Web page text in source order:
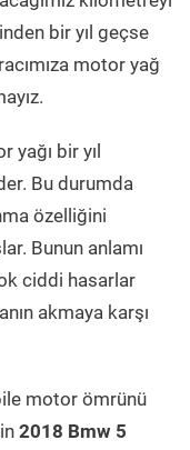
bir yıl geçse
motor yağ
yağı bir yıl
Bu durumda
özelliğini
Bunun anlamı
ciddi hasarlar
akmaya karşı
motor ömrünü
2018 Bmw 5